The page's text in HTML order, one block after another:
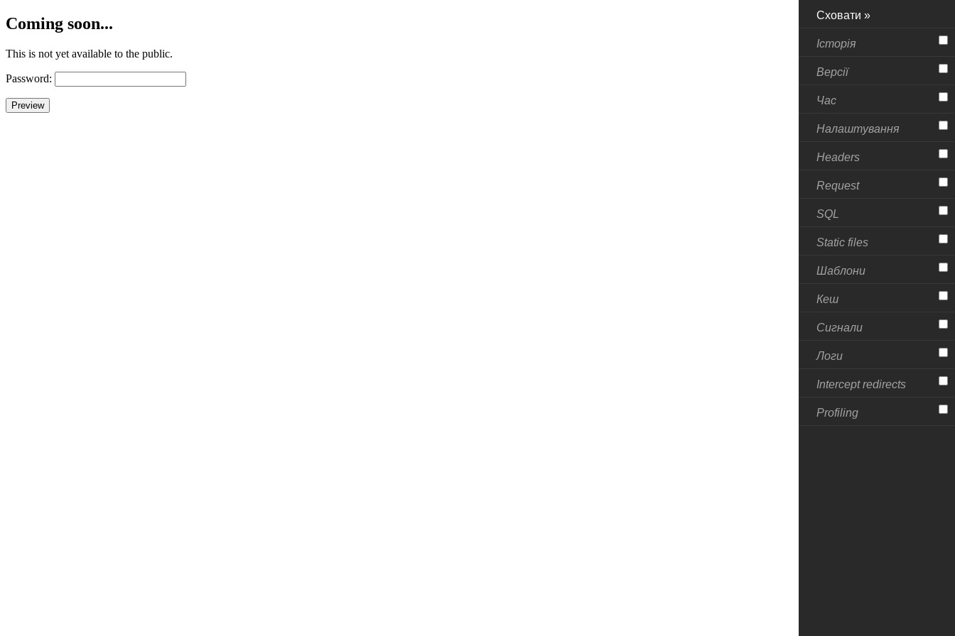
Coming soon...
This is not yet available to the public.
Password:
Сховати »
Історія
Версії
Час
Налаштування
Headers
Request
SQL
Static files
Шаблони
Кеш
Сигнали
Логи
Intercept redirects
Profiling